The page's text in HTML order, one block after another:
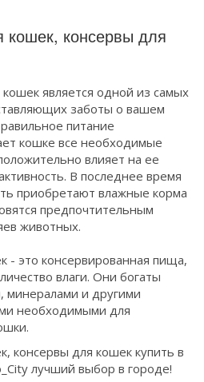
консервы для
является одной из самых
заботы о вашем
питание
кошке все необходимые
влияет на ее
В последнее время
приобретают влажные корма
предпочтительным
животных.
- это консервированная пища,
влаги. Они богаты
минералами и другими
необходимыми для
консервы для кошек купить в
лучший выбор в городе!